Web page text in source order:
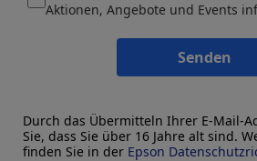
Aktionen, Angebote und Events
Senden
Durch das Übermitteln Ihrer E-Mail-
Sie, dass Sie über 16 Jahre alt sind.
finden Sie in der Epson